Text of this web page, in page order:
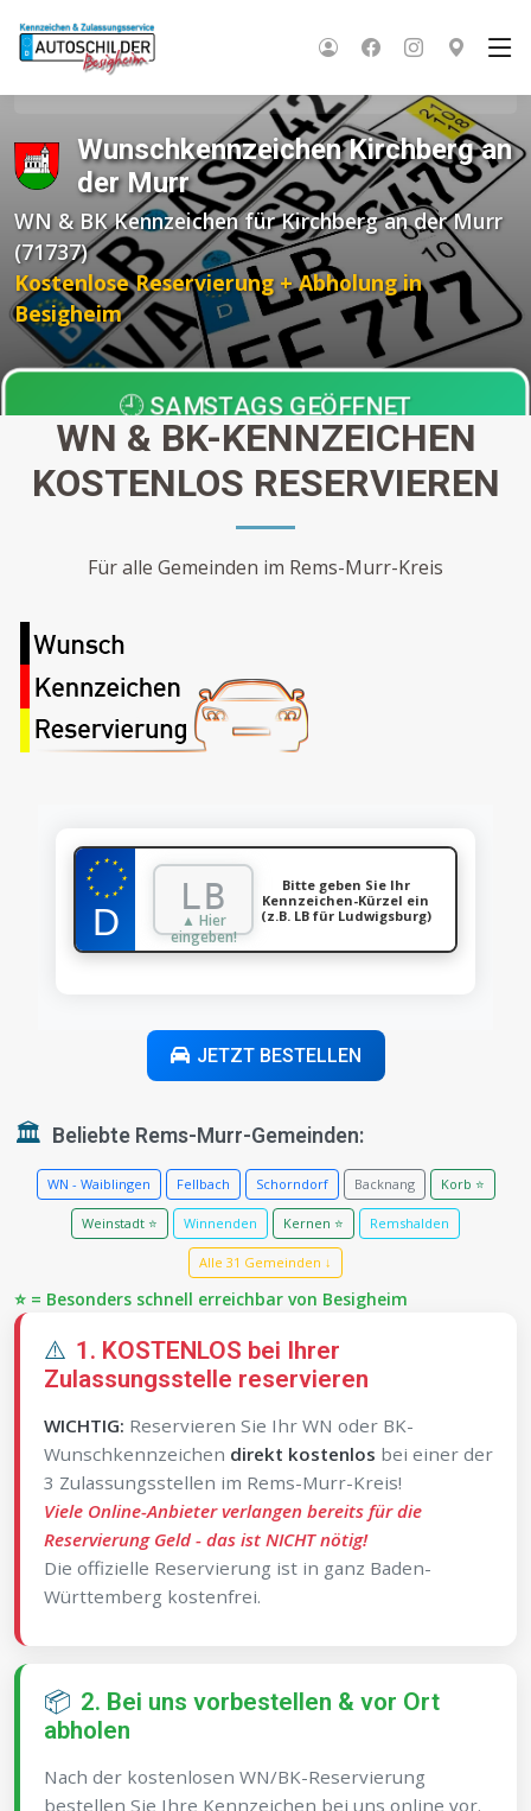
Startseite
Wunschkennzeichen BW
Rems-Murr-Kreis
Wunschkennzeichen Kirchberg an
der Murr
WN & BK Kennzeichen für Kirchberg an der Murr
(71737)
Kostenlose Reservierung + Abholung in
Besigheim
🕘 SAMSTAGS GEÖFFNET
Einziger Anbieter in der Region!
Abholung nach30 Minuten
WN & BK-KENNZEICHEN
KOSTENLOS RESERVIEREN
Für alle Gemeinden im Rems-Murr-Kreis
★ ★
★
★
★
★
★
★
★
★
★
★
▲ Hier
eingeben!
Bitte geben Sie Ihr
Kennzeichen-Kürzel ein
(z.B. LB für Ludwigsburg)
JETZT BESTELLEN
🏛️ Beliebte Rems-Murr-Gemeinden:
WN - Waiblingen Fellbach Schorndorf Backnang Korb ⭐
Weinstadt ⭐ Winnenden Kernen ⭐ Remshalden
Alle 31 Gemeinden ↓
⭐ = Besonders schnell erreichbar von Besigheim
⚠️ 1. KOSTENLOS bei Ihrer
Zulassungsstelle reservieren
WICHTIG: Reservieren Sie Ihr WN oder BK-
Wunschkennzeichen direkt kostenlos bei einer der
3 Zulassungsstellen im Rems-Murr-Kreis!
Viele Online-Anbieter verlangen bereits für die
Reservierung Geld - das ist NICHT nötig!
Die offizielle Reservierung ist in ganz Baden-
Württemberg kostenfrei.
📦 2. Bei uns vorbestellen & vor Ort
abholen
Nach der kostenlosen WN/BK-Reservierung
bestellen Sie Ihre Kennzeichen bei uns online vor.